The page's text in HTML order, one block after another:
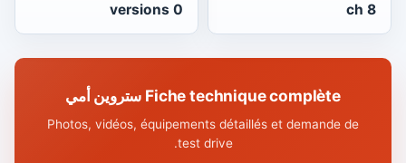
8 ch
0 versions
Fiche technique complète ستروين أمي
Photos, vidéos, équipements détaillés et demande de
test drive.